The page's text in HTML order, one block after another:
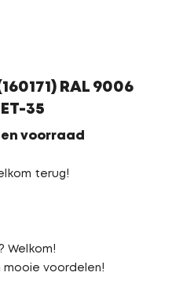
RAL 9006
35
en voorraad
terug!
Welkom!
mooie voordelen!